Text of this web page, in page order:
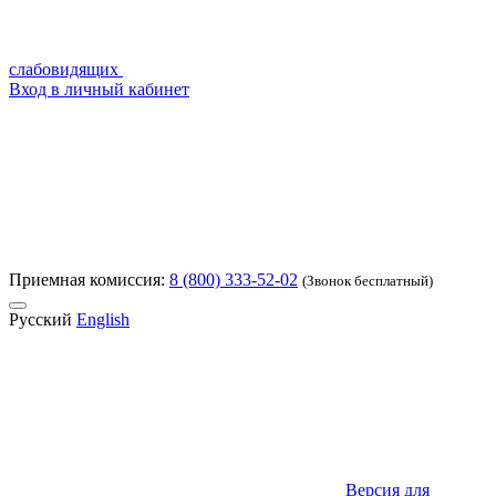
слабовидящих
Вход в личный кабинет
Приемная комиссия: 8 (800) 333-52-02 (Звонок бесплатный)
Русский English
Версия для